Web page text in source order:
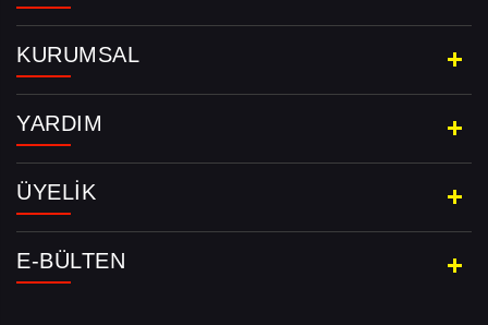
KURUMSAL
YARDIM
ÜYELIK
E-BÜLTEN